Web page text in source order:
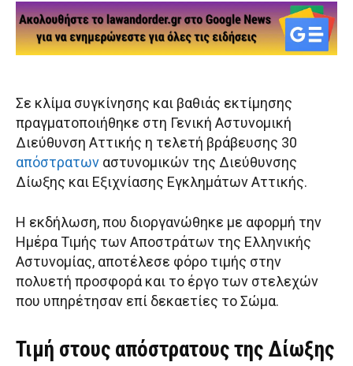
Σε κλίμα συγκίνησης και βαθιάς εκτίμησης
πραγματοποιήθηκε στη Γενική Αστυνομική
Διεύθυνση Αττικής η τελετή βράβευσης 30
απόστρατων αστυνομικών της Διεύθυνσης
Δίωξης και Εξιχνίασης Εγκλημάτων Αττικής.
Η εκδήλωση, που διοργανώθηκε με αφορμή την
Ημέρα Τιμής των Αποστράτων της Ελληνικής
Αστυνομίας, αποτέλεσε φόρο τιμής στην
πολυετή προσφορά και το έργο των στελεχών
που υπηρέτησαν επί δεκαετίες το Σώμα.
Τιμή στους απόστρατους της Δίωξης